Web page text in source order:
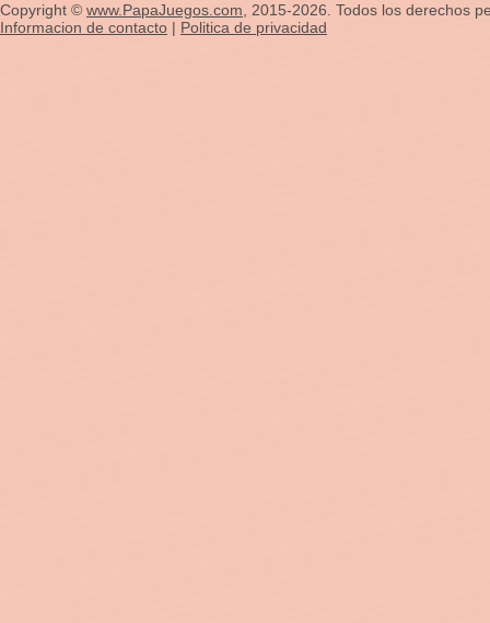
Copyright © www.PapaJuegos.com , 2015-2026. Todos los derechos
Informacion de contacto | Politica de privacidad